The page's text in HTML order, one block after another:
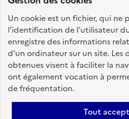
Un cookie est un fichier, qui ne
l’identification de l’utilisateur
enregistre des informations
d’un ordinateur sur un site. Les
obtenues visent à faciliter la
ont également vocation à
de fréquentation.
Tout
FRANÇAISE
fonction-publique.gouv.fr
gouvernement.fr